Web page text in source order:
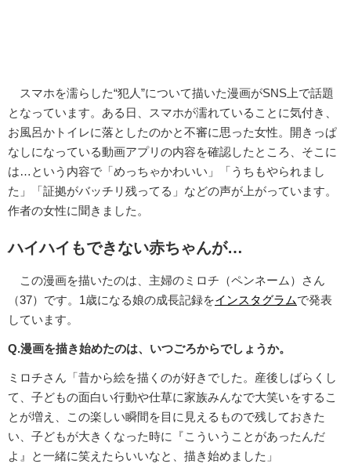
スマホを濡らした“犯人”について描いた漫画がSNS上で話題
となっています。ある日、スマホが濡れていることに気付き、
お風呂かトイレに落としたのかと不審に思った女性。開きっぱ
なしになっている動画アプリの内容を確認したところ、そこに
は…という内容で「めっちゃかわいい」「うちもやられまし
た」「証拠がバッチリ残ってる」などの声が上がっています。
作者の女性に聞きました。
ハイハイもできない赤ちゃんが…
この漫画を描いたのは、主婦のミロチ（ペンネーム）さん
（37）です。1歳になる娘の成長記録をインスタグラムで発表
しています。
Q.漫画を描き始めたのは、いつごろからでしょうか。
ミロチさん「昔から絵を描くのが好きでした。産後しばらくし
て、子どもの面白い行動や仕草に家族みんなで大笑いをするこ
とが増え、この楽しい瞬間を目に見えるもので残しておきた
い、子どもが大きくなった時に『こういうことがあったんだ
よ』と一緒に笑えたらいいなと、描き始めました」